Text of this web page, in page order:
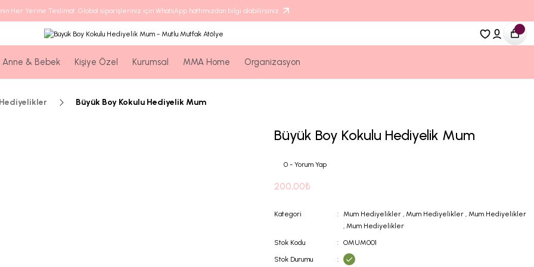
Her Yerine Teslimat. Global siparişleriniz için WhatsApp hattımızdan bilgi alabilirsiniz.
Anne & Bebek Kişiye Özel Kurumsal MMA Home Organizasyon
Büyük Boy Kokulu Hediyelik Mum
Büyük Boy Kokulu Hediyelik Mum
0 - Yorum Yap
200,00₺
Kategori Mum Hediyelikler , Mum Hediyelikler , Mum Hediyelikler
, Mum Hediyelikler
Stok Kodu
OMUM001
Stok Durumu